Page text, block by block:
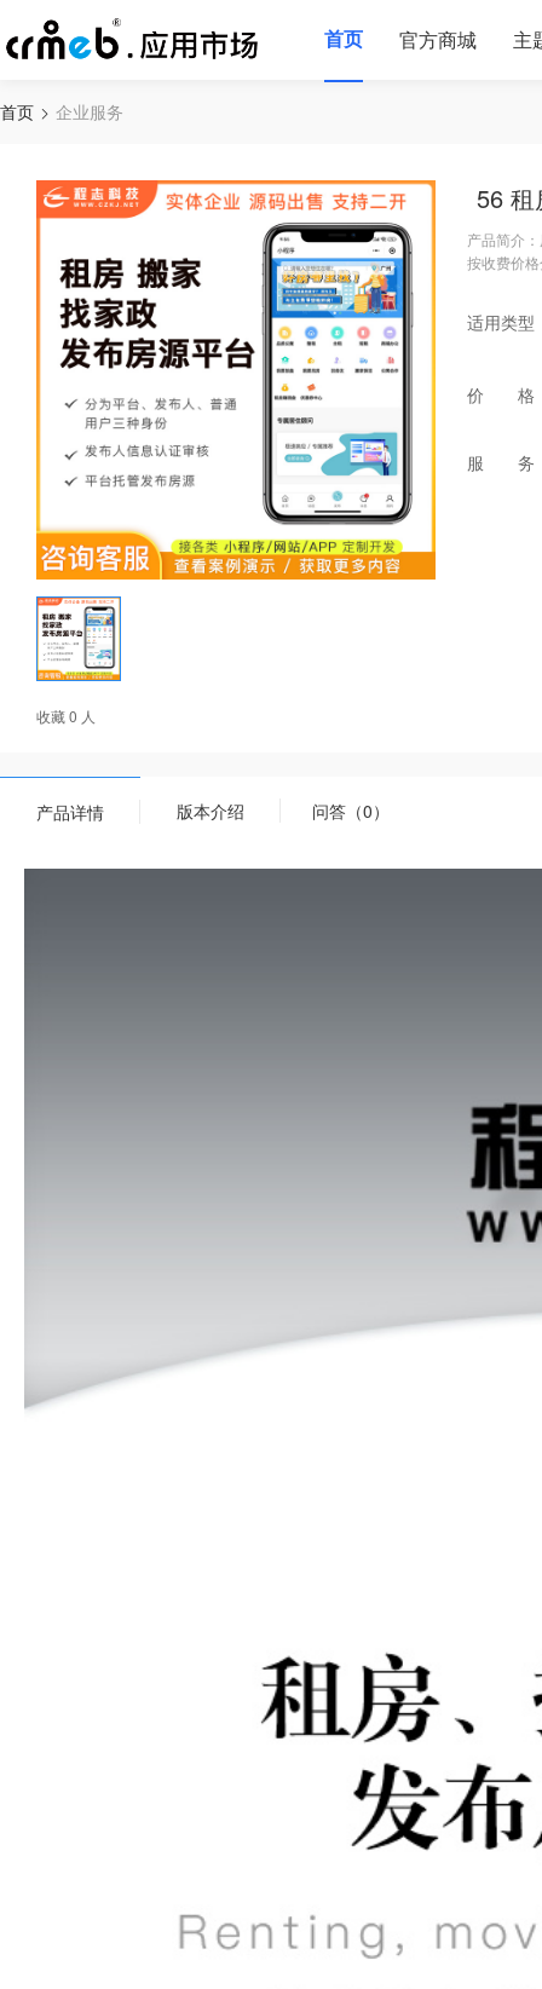
首页 官方商城 主
首页 企业服务
收藏 0 人
56 租
产品简介
按收费价
适用类型
价 格
服 务
产品详情 版本介绍 问答（0）